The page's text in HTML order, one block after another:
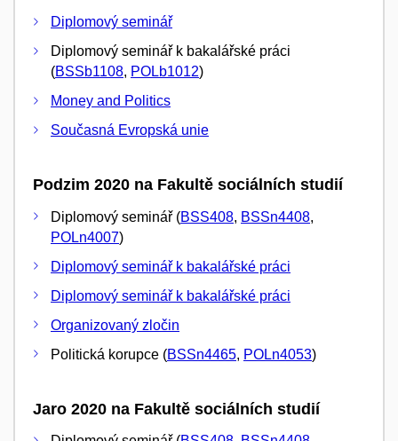
Diplomový seminář
Diplomový seminář k bakalářské práci
(BSSb1108, POLb1012)
Money and Politics
Současná Evropská unie
Podzim 2020 na Fakultě sociálních studií
Diplomový seminář (BSS408, BSSn4408,
POLn4007)
Diplomový seminář k bakalářské práci
Diplomový seminář k bakalářské práci
Organizovaný zločin
Politická korupce (BSSn4465, POLn4053)
Jaro 2020 na Fakultě sociálních studií